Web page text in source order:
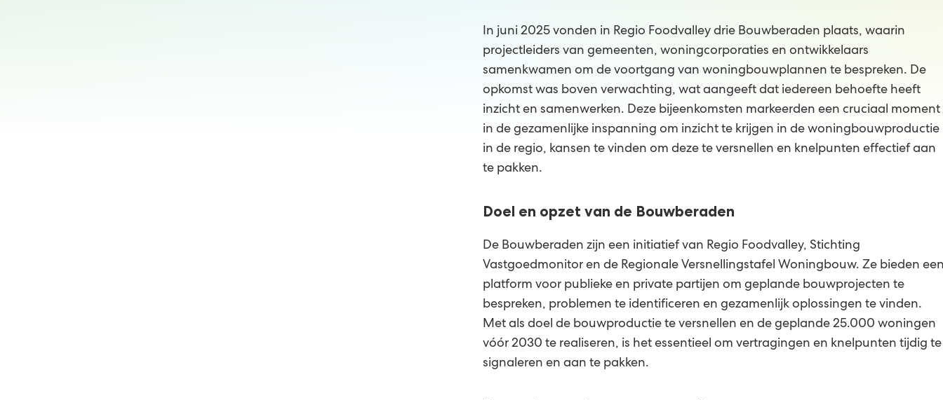
In juni 2025 vonden in Regio Foodvalley drie Bouwberaden plaats, waarin
projectleiders van gemeenten, woningcorporaties en ontwikkelaars
samenkwamen om de voortgang van woningbouwplannen te bespreken. De
opkomst was boven verwachting, wat aangeeft dat iedereen behoefte heeft
inzicht en samenwerken. Deze bijeenkomsten markeerden een cruciaal moment
in de gezamenlijke inspanning om inzicht te krijgen in de woningbouwproductie
in de regio, kansen te vinden om deze te versnellen en knelpunten effectief aan
te pakken.
Doel en opzet van de Bouwberaden
De Bouwberaden zijn een initiatief van Regio Foodvalley, Stichting
Vastgoedmonitor en de Regionale Versnellingstafel Woningbouw. Ze bieden
platform voor publieke en private partijen om geplande bouwprojecten te
bespreken, problemen te identificeren en gezamenlijk oplossingen te vinden.
Met als doel de bouwproductie te versnellen en de geplande 25.000 woningen
vóór 2030 te realiseren, is het essentieel om vertragingen en knelpunten tijdig te
signaleren en aan te pakken.